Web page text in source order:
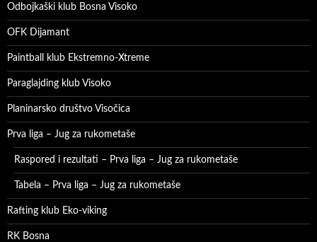
Odbojkaški klub Bosna Visoko
OFK Dijamant
Paintball klub Ekstremno-Xtreme
Paraglajding klub Visoko
Planinarsko društvo Visočica
Prva liga – Jug za rukometaše
Raspored i rezultati – Prva liga – Jug za rukometaše
Tabela – Prva liga – Jug za rukometaše
Rafting klub Eko-viking
RK Bosna